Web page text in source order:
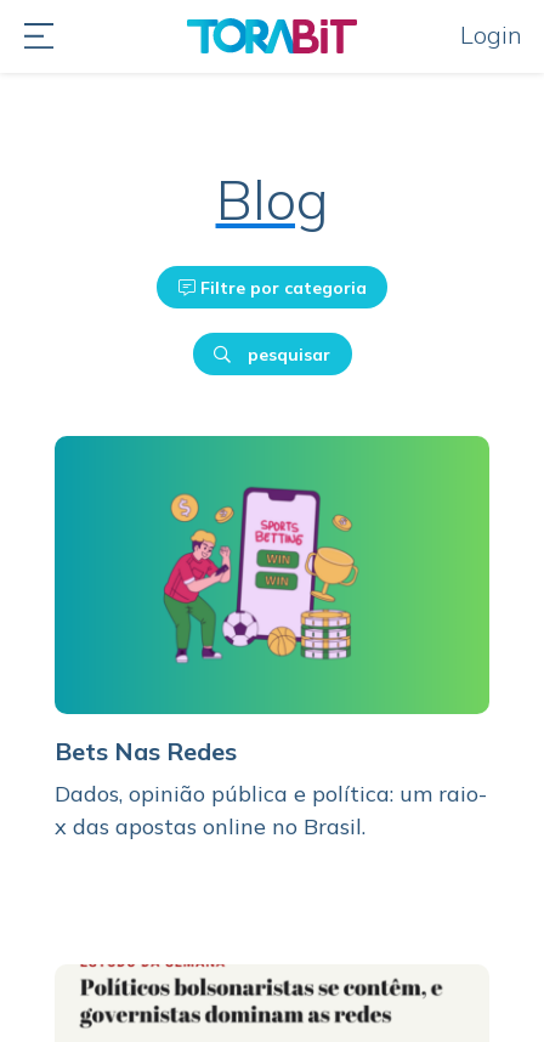
Login
Blog
Filtre por categoria
pesquisar
Bets Nas Redes
Dados, opinião pública e política: um raio-
x das apostas online no Brasil.